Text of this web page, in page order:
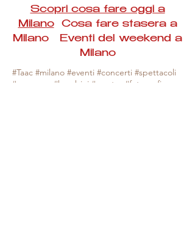
Scopri cosa fare oggi a
MilanoCosa fare stasera a
Milano Eventi del weekend a
Milano
#Taac #milano #eventi #concerti #spettacoli
#rassegne #bambini #mostre #fotografia